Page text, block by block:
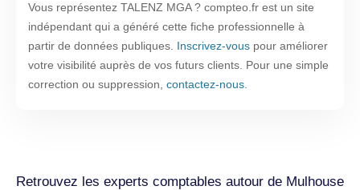
Vous représentez TALENZ MGA ? compteo.fr est un site
indépendant qui a généré cette fiche professionnelle à
partir de données publiques. Inscrivez-vous pour améliorer
votre visibilité auprès de vos futurs clients. Pour une simple
correction ou suppression, contactez-nous
Retrouvez les experts comptables autour de Mulhouse